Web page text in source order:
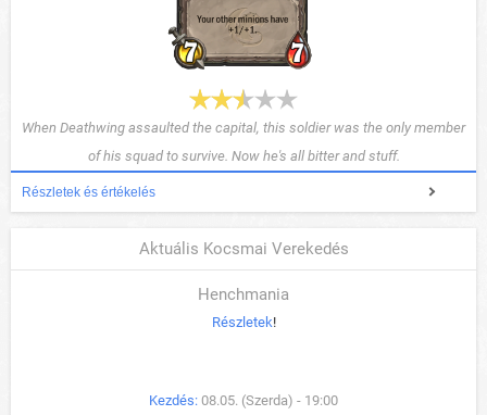
When Deathwing assaulted the capital, this soldier was the only member
of his squad to survive. Now he's all bitter and stuff.
Részletek és értékelés
Aktuális Kocsmai Verekedés
Henchmania
Részletek!
Kezdés: 08.05. (Szerda) - 19:00